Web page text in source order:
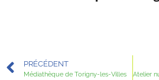
PRÉCÉDENT
Médiathèque de Torigny-les-Villes